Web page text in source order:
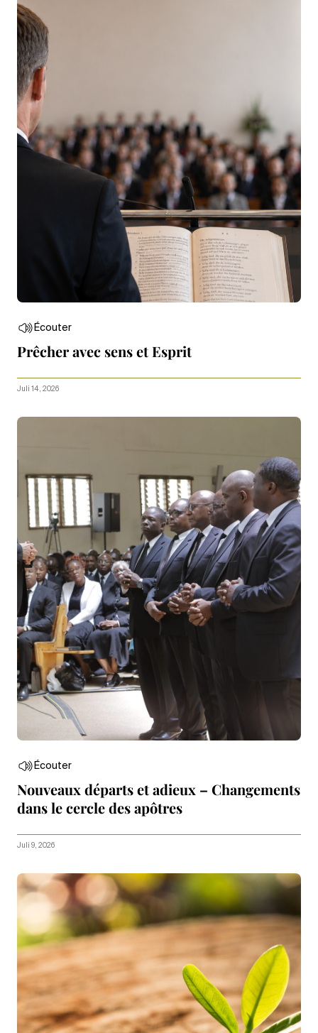
Écouter
Prêcher avec sens et Esprit
Juli 14, 2026
Écouter
Nouveaux départs et adieux – Changements
dans le cercle des apôtres
Juli 9, 2026